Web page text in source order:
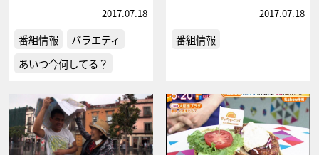
2017.07.18
番組情報
バラエティ
あいつ今何してる？
2017.07.18
番組情報